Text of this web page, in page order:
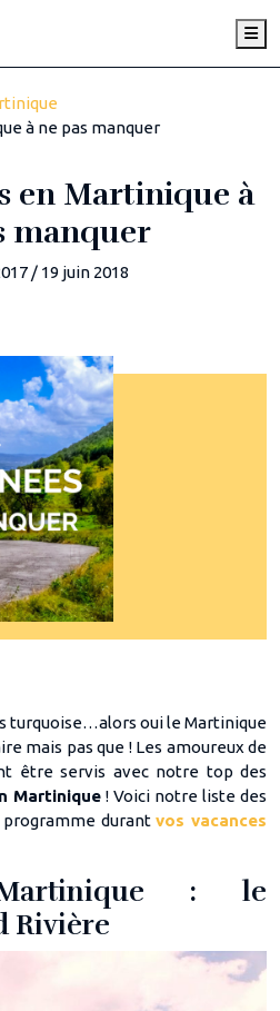
à ne pas manquer
en Martinique à
manquer
/ 19 juin 2018
turquoise…alors oui le Martinique
mais pas que ! Les amoureux de
être servis avec notre top des
Martinique ! Voici notre liste des
programme durantvos vacances
Martinique : le
Rivière